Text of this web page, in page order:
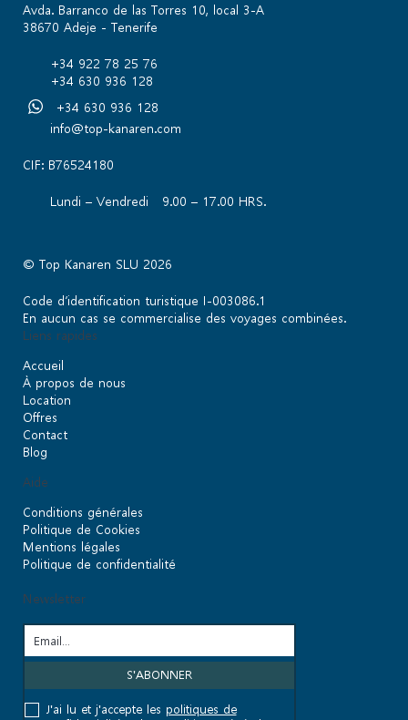
Avda. Barranco de las Torres 10, local 3-A
38670 Adeje - Tenerife
+34 922 78 25 76
+34 630 936 128
+34 630 936 128
info@top-kanaren.com
CIF: B76524180
Lundi – Vendredi 9.00 – 17.00 HRS.
© Top Kanaren SLU 2026
Code d’identification turistique I-003086.1
En aucun cas se commercialise des voyages combinées.
Liens rapides
Accueil
À propos de nous
Location
Offres
Contact
Blog
Aide
Conditions générales
Politique de Cookies
Mentions légales
Politique de confidentialité
Newsletter
J'ai lu et j'accepte les politiques de